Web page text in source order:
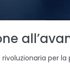
rivoluzionaria per